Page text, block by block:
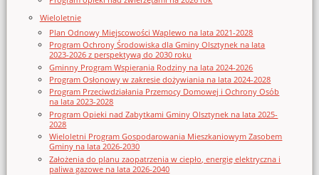
Wieloletnie
Plan Odnowy Miejscowości Waplewo na lata 2021-2028
Program Ochrony Środowiska dla Gminy Olsztynek na lata
2023-2026 z perspektywą do 2030 roku
Gminny Program Wspierania Rodziny na lata 2024-2026
Program Osłonowy w zakresie dożywiania na lata 2024-2028
Program Przeciwdziałania Przemocy Domowej i Ochrony Osób
na lata 2023-2028
Program Opieki nad Zabytkami Gminy Olsztynek na lata 2025-
2028
Wieloletni Program Gospodarowania Mieszkaniowym Zasobem
Gminy na lata 2026-2030
Założenia do planu zaopatrzenia w ciepło, energię elektryczna i
paliwa gazowe na lata 2026-2040